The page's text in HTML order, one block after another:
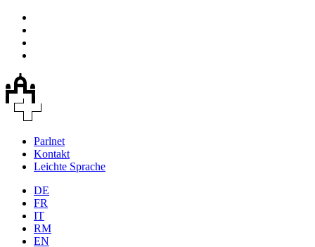
Parlnet
Kontakt
Leichte Sprache
DE
FR
IT
RM
EN